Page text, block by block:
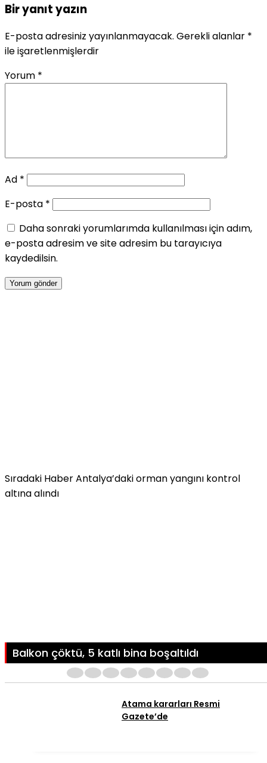
Bir yanıt yazın
E-posta adresiniz yayınlanmayacak. Gerekli alanlar *
ile işaretlenmişlerdir
Yorum *
Ad *
E-posta *
Daha sonraki yorumlarımda kullanılması için adım,
e-posta adresim ve site adresim bu tarayıcıya
kaydedilsin.
Sıradaki HaberAntalya’daki orman yangını kontrol
altına alındı
Balkon çöktü, 5 katlı bina boşaltıldı
Atama kararları Resmi
Gazete’de